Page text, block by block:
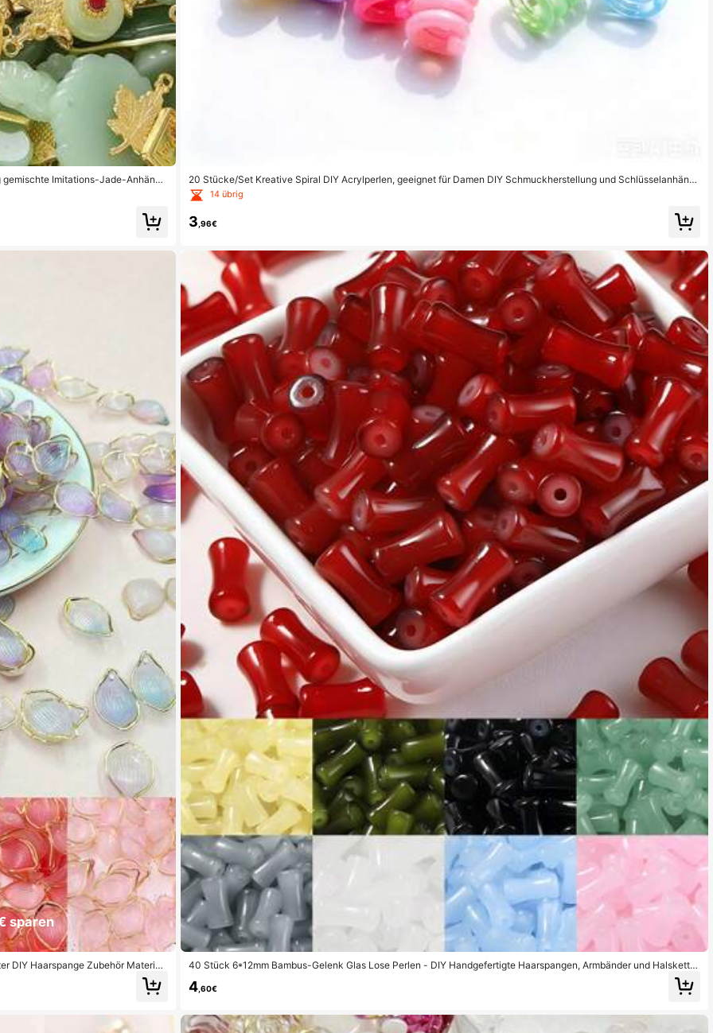
Imitations-Jade-Anhänge
sparen
DIY Haarspange Zubehör Materiali
20 Stücke/Set Kreative Spiral DIY Acrylperlen, geeignet für Damen DIY Schmuckherstellung und Schlüsselanhänge
r
14 übrig
3 ,96€
40 Stück 6*12mm Bambus-Gelenk Glas Lose Perlen - DIY Handgefertigte Haarspangen, Armbänder und Halskette
4,60€